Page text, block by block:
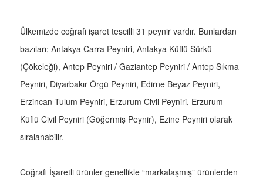
Ülkemizde coğrafi işaret tescilli 31 peynir vardır. Bunlardan
bazıları; Antakya Carra Peyniri, Antakya Küflü Sürkü
(Çökeleği), Antep Peyniri / Gaziantep Peyniri / Antep Sıkma
Peyniri, Diyarbakır Örgü Peyniri, Edirne Beyaz Peyniri,
Erzincan Tulum Peyniri, Erzurum Civil Peyniri, Erzurum
Küflü Civil Peyniri (Göğermiş Peynir), Ezine Peyniri olarak
sıralanabilir.
Coğrafi İşaretli ürünler genellikle “markalaşmış” ürünlerden